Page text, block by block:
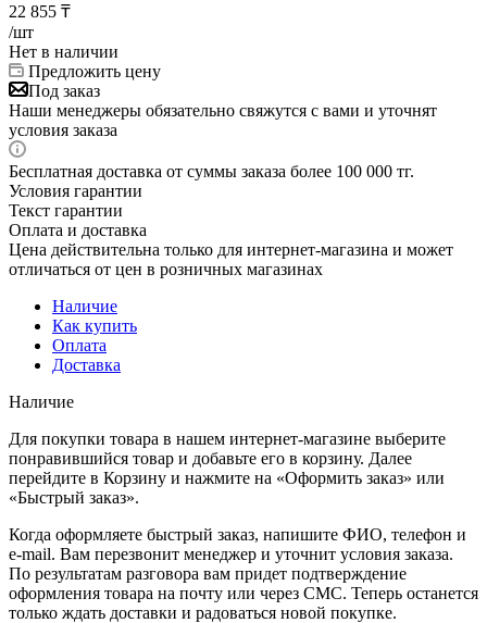
22 855 ₸
/шт
Нет в наличии
Предложить цену
Под заказ
Наши менеджеры обязательно свяжутся с вами и уточнят
условия заказа
Бесплатная доставка от суммы заказа более 100 000 тг.
Условия гарантии
Текст гарантии
Оплата и доставка
Цена действительна только для интернет-магазина и может
отличаться от цен в розничных магазинах
Наличие
Как купить
Оплата
Доставка
Наличие
Для покупки товара в нашем интернет-магазине выберите
понравившийся товар и добавьте его в корзину. Далее
перейдите в Корзину и нажмите на «Оформить заказ» или
«Быстрый заказ».
Когда оформляете быстрый заказ, напишите ФИО, телефон и
e-mail. Вам перезвонит менеджер и уточнит условия заказа.
По результатам разговора вам придет подтверждение
оформления товара на почту или через СМС. Теперь останется
только ждать доставки и радоваться новой покупке.